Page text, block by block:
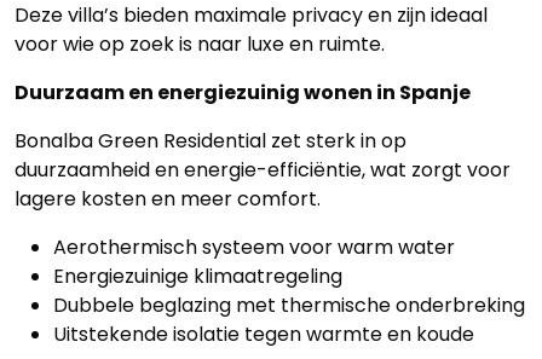
Deze villa’s bieden maximale privacy en zijn ideaal
voor wie op zoek is naar luxe en ruimte.
Duurzaam en energiezuinig wonen in Spanje
Bonalba Green Residential zet sterk in op
duurzaamheid en energie-efficiëntie, wat zorgt voor
lagere kosten en meer comfort.
Aerothermisch systeem voor warm water
Energiezuinige klimaatregeling
Dubbele beglazing met thermische onderbreking
Uitstekende isolatie tegen warmte en koude